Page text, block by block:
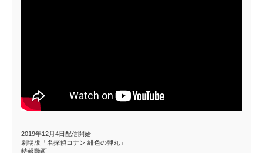
2019年12月4日配信開始
劇場版「名探偵コナン 緋色の弾丸」
特報動画